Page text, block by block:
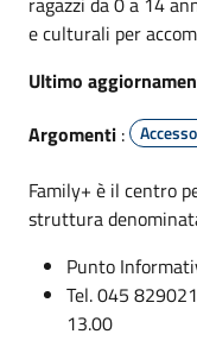
e culturali per
Ultimo
Argomenti :
Family+ è il centro
struttura
Punto
Tel. 045
13.00